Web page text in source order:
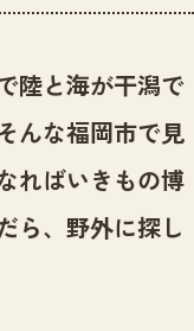
陸と海が干潟で
んな福岡市で見
ればいきもの博
ら、野外に探し